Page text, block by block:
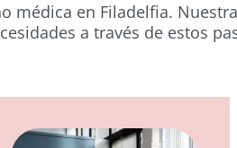
médica en Filadelfia.
a través de estos